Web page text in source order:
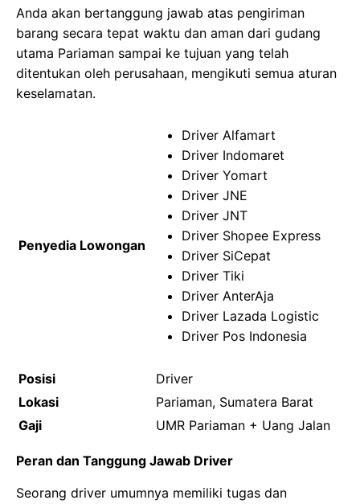
Anda akan bertanggung jawab atas pengiriman
barang secara tepat waktu dan aman dari gudang
utama Pariaman sampai ke tujuan yang telah
ditentukan oleh perusahaan, mengikuti semua aturan
keselamatan.
Penyedia Lowongan
Driver Alfamart
Driver Indomaret
Driver Yomart
Driver JNE
Driver JNT
Driver Shopee Express
Driver SiCepat
Driver Tiki
Driver AnterAja
Driver Lazada Logistic
Driver Pos Indonesia
Posisi
Driver
Lokasi
Pariaman, Sumatera Barat
Gaji
UMR Pariaman + Uang Jalan
Peran dan Tanggung Jawab Driver
Seorang driver umumnya memiliki tugas dan